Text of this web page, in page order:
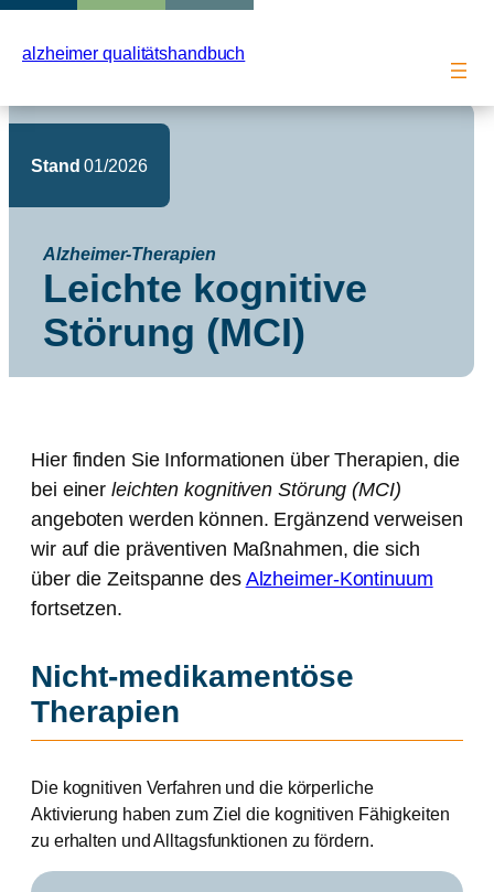
Inhalt
alzheimer qualitätshandbuch
Stand 01/2026
Alzheimer-Therapien
Leichte kognitive
Störung (MCI)
Hier finden Sie Informationen über Therapien, die
bei einerleichten kognitiven Störung (MCI)
angeboten werden können. Ergänzend verweisen
wir auf die präventiven Maßnahmen, die sich
über die Zeitspanne desAlzheimer-Kontinuum
fortsetzen.
Nicht-medikamentöse
Therapien
Die kognitiven Verfahren und die körperliche
Aktivierung haben zum Ziel die kognitiven Fähigkeiten
zu erhalten und Alltagsfunktionen zu fördern.